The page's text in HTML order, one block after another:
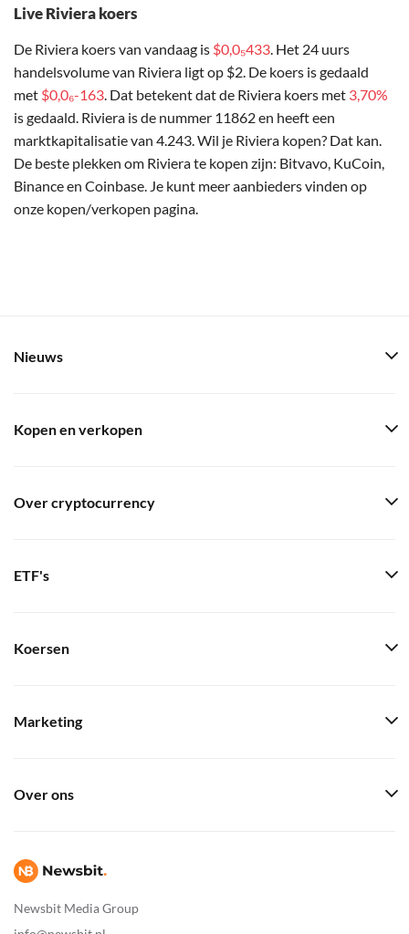
Live Riviera koers
De Riviera koers van vandaag is $0,0₅433. Het 24 uurs
handelsvolume van Riviera ligt op $2. De koers is gedaald
met $0,0₆-163. Dat betekent dat de Riviera koers met 3,70%
is gedaald. Riviera is de nummer 11862 en heeft een
marktkapitalisatie van 4.243. Wil je Riviera kopen? Dat kan.
De beste plekken om Riviera te kopen zijn: Bitvavo, KuCoin,
Binance en Coinbase. Je kunt meer aanbieders vinden op
onze kopen/verkopen pagina.
Newsbit Media Group
Nieuws
Kopen en verkopen
Over cryptocurrency
ETF's
Koersen
Marketing
Over ons